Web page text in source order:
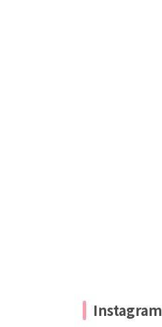
Instagram